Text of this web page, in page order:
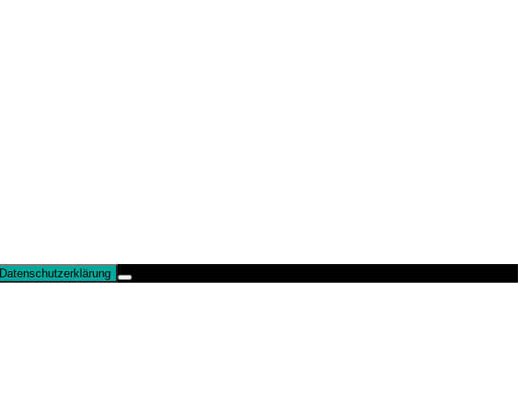
Datenschutzerklärung